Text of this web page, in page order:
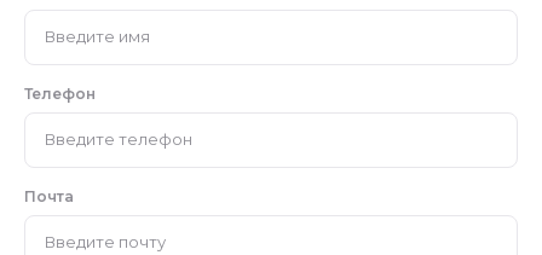
Телефон
Почта